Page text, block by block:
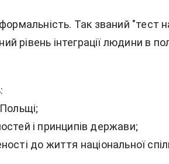
Так званий "тест
рівень інтеграції людини в
Польщі;
і принципів держави;
до життя національної